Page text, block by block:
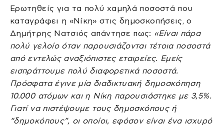
Ερωτηθείς για τα πολύ χαμηλά ποσοστά που
καταγράφει η «Νίκη» στις δημοσκοπήσεις, ο
Δημήτρης Νατσιός απάντησε πως: «Είναι πάρα
πολύ γελοίο όταν παρουσιάζονται τέτοια ποσοστά
από εντελώς αναξιόπιστες εταιρείες. Εμείς
εισπράττουμε πολύ διαφορετικά ποσοστά.
Πρόσφατα έγινε μία διαδικτυακή δημοσκόπηση
10.000 ατόμων και η Νίκη παρουσιάστηκε με 3,5%.
Γιατί να πιστέψουμε τους δημοσκόπους ή
“δημοκόπους”, οι οποίοι, εφόσον είναι ένα ισχυρό